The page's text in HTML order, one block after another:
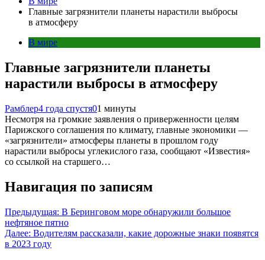
Главные загрязнители планеты нарастили выбросы
в атмосферу
В мире
Главные загрязнители планеты
нарастили выбросы в атмосферу
Рамблер4 года спустя01 минуты
Несмотря на громкие заявления о приверженности целям
Парижского соглашения по климату, главные экономики —
«загрязнители» атмосферы планеты в прошлом году
нарастили выбросы углекислого газа, сообщают «Известия»
со ссылкой на старшего…
Навигация по записям
Предыдущая: В Беринговом море обнаружили большое
нефтяное пятно
Далее: Водителям рассказали, какие дорожные знаки появятся
в 2023 году